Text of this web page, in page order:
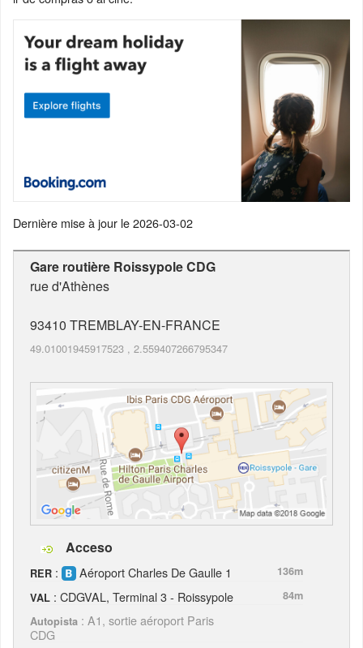
Dernière mise à jour le2026-03-02
Gare routière Roissypole CDG
rue d'Athènes
93410 TREMBLAY-EN-FRANCE
49.01001945917523 , 2.559407266795347
Acceso
RER : Aéroport Charles De Gaulle 1
136m
VAL : CDGVAL, Terminal 3 - Roissypole
84m
Autopista : A1, sortie aéroport Paris
CDG